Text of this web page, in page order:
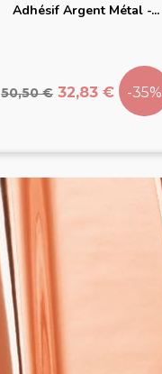
Adhésif Argent Métal -...
de
50,50 € 32,83 €
-35%